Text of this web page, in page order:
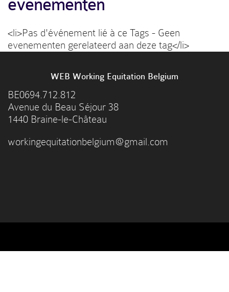
evenementen
<li>Pas d'événement lié à ce Tags - Geen
evenementen gerelateerd aan deze tag</li>
WEB Working Equitation Belgium
BE0694.712.812
Avenue du Beau Séjour 38
1440 Braine-le-Château
workingequitationbelgium@gmail.com